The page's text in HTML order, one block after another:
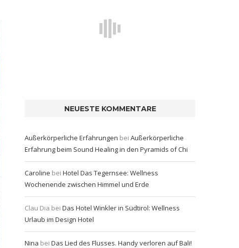
NEUESTE KOMMENTARE
Außerkörperliche Erfahrungen bei Außerkörperliche
Erfahrung beim Sound Healing in den Pyramids of Chi
Caroline bei Hotel Das Tegernsee: Wellness
Wochenende zwischen Himmel und Erde
Clau Dia bei Das Hotel Winkler in Südtirol: Wellness
Urlaub im Design Hotel
Nina bei Das Lied des Flusses. Handy verloren auf Bali!